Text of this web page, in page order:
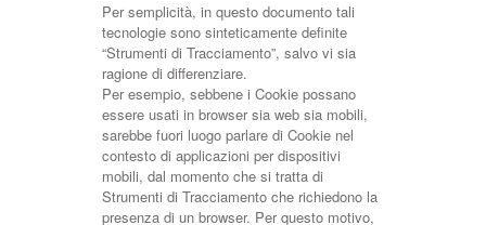
Per semplicità, in questo documento tali
tecnologie sono sinteticamente definite
“Strumenti di Tracciamento”, salvo vi sia
ragione di differenziare.
Per esempio, sebbene i Cookie possano
essere usati in browser sia web sia mobili,
sarebbe fuori luogo parlare di Cookie nel
contesto di applicazioni per dispositivi
mobili, dal momento che si tratta di
Strumenti di Tracciamento che richiedono la
presenza di un browser. Per questo motivo,